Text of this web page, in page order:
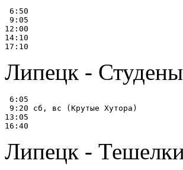
6:50
9:05
12:00
14:10
Липецк -
6:05
9:20 сб, вс (Крутые Хутора)
13:05
Липецк -